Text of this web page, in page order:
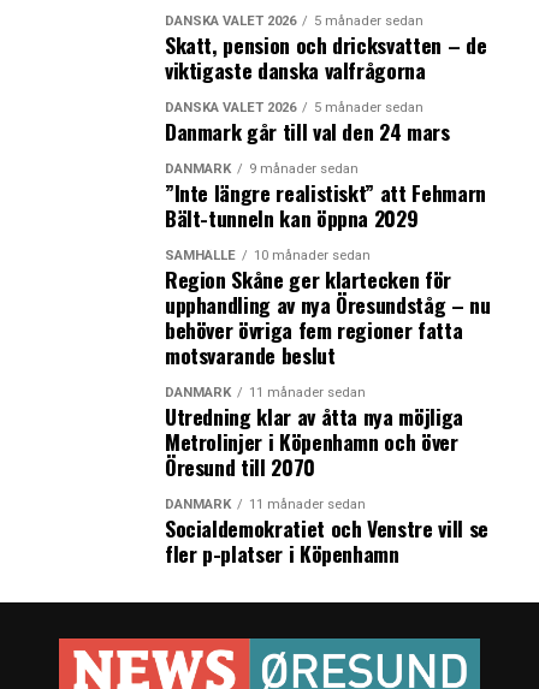
DANSKA VALET 2026 5 månader sedan
Skatt, pension och dricksvatten – de
viktigaste danska valfrågorna
DANSKA VALET 2026 5 månader sedan
Danmark går till val den 24 mars
DANMARK 9 månader sedan
”Inte längre realistiskt” att Fehmarn
Bält-tunneln kan öppna 2029
SAMHÄLLE 10 månader sedan
Region Skåne ger klartecken för
upphandling av nya Öresundståg – nu
behöver övriga fem regioner fatta
motsvarande beslut
DANMARK 11 månader sedan
Utredning klar av åtta nya möjliga
Metrolinjer i Köpenhamn och över
Öresund till 2070
DANMARK 11 månader sedan
Socialdemokratiet och Venstre vill se
fler p-platser i Köpenhamn